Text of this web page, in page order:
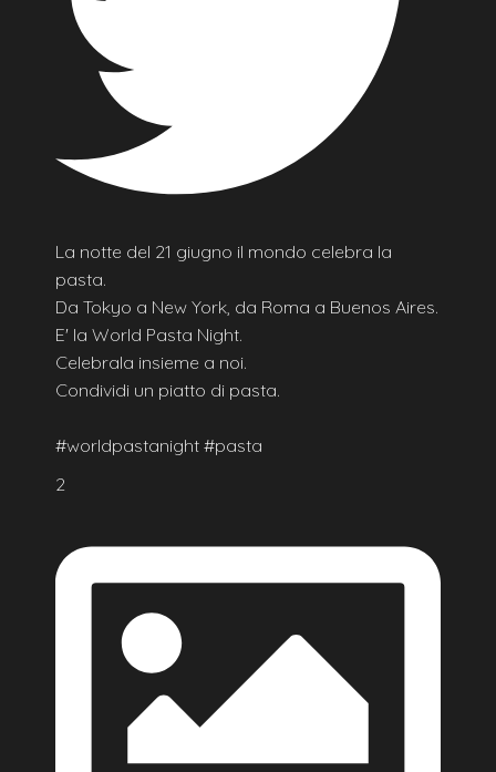
La notte del 21 giugno il mondo celebra la
pasta.
Da Tokyo a New York, da Roma a Buenos Aires.
E' la World Pasta Night.
Celebrala insieme a noi.
Condividi un piatto di pasta.
#worldpastanight #pasta
2